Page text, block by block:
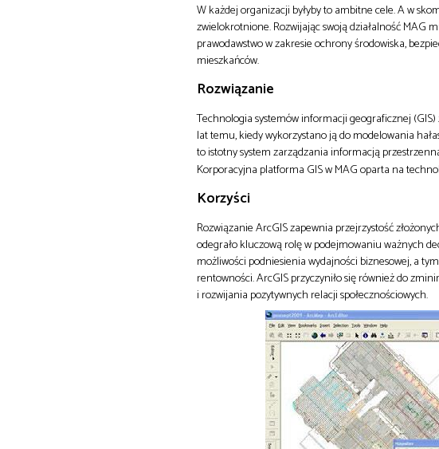
W każdej organizacji byłyby to ambitne cele. A w
zwielokrotnione. Rozwijając swoją działalność
prawodawstwo w zakresie ochrony środowiska,
mieszkańców.
Rozwiązanie
Technologia systemów informacji geograficznej
lat temu, kiedy wykorzystano ją do modelowania
to istotny system zarządzania informacją
Korporacyjna platforma GIS w MAG oparta na
Korzyści
Rozwiązanie ArcGIS zapewnia przejrzystość
odegrało kluczową rolę w podejmowaniu ważnych
możliwości podniesienia wydajności biznesowej, a
rentowności. ArcGIS przyczyniło się również do
i rozwijania pozytywnych relacji społecznościowych.